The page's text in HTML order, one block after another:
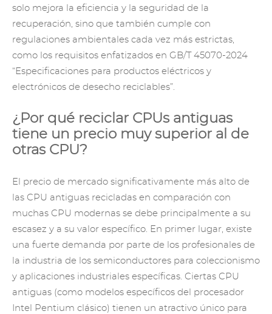
solo mejora la eficiencia y la seguridad de la
recuperación, sino que también cumple con
regulaciones ambientales cada vez más estrictas,
como los requisitos enfatizados en GB/T 45070-2024
“Especificaciones para productos eléctricos y
electrónicos de desecho reciclables”.
¿Por qué reciclar CPUs antiguas
tiene un precio muy superior al de
otras CPU?
El precio de mercado significativamente más alto de
las CPU antiguas recicladas en comparación con
muchas CPU modernas se debe principalmente a su
escasez y a su valor específico. En primer lugar, existe
una fuerte demanda por parte de los profesionales de
la industria de los semiconductores para coleccionismo
y aplicaciones industriales específicas. Ciertas CPU
antiguas (como modelos específicos del procesador
Intel Pentium clásico) tienen un atractivo único para